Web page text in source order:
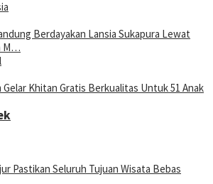
Berdayakan Lansia Sukapura Lewat
M…
Gelar Khitan Gratis Berkualitas Untuk 51 Anak
Pastikan Seluruh Tujuan Wisata Bebas